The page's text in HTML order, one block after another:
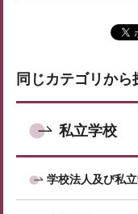
同じカテゴリから
私立学校
学校法人及び私